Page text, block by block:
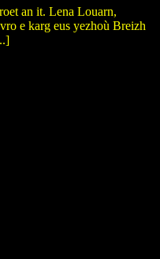
an it. Lena Louarn,
e karg eus yezhoù Breizh